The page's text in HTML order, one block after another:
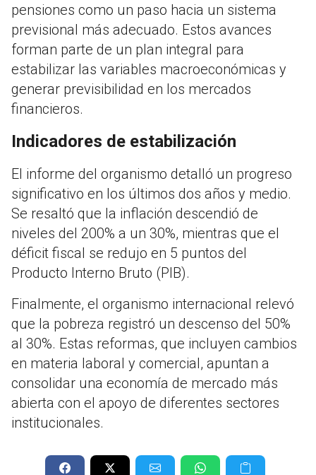
pensiones como un paso hacia un sistema
previsional más adecuado. Estos avances
forman parte de un plan integral para
estabilizar las variables macroeconómicas y
generar previsibilidad en los mercados
financieros.
Indicadores de estabilización
El informe del organismo detalló un progreso
significativo en los últimos dos años y medio.
Se resaltó que la inflación descendió de
niveles del 200% a un 30%, mientras que el
déficit fiscal se redujo en 5 puntos del
Producto Interno Bruto (PIB).
Finalmente, el organismo internacional relevó
que la pobreza registró un descenso del 50%
al 30%. Estas reformas, que incluyen cambios
en materia laboral y comercial, apuntan a
consolidar una economía de mercado más
abierta con el apoyo de diferentes sectores
institucionales.